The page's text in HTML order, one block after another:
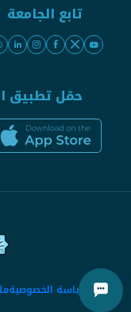
تابع الجامعة
حمّل تطبيق
سياسة الخصوصية